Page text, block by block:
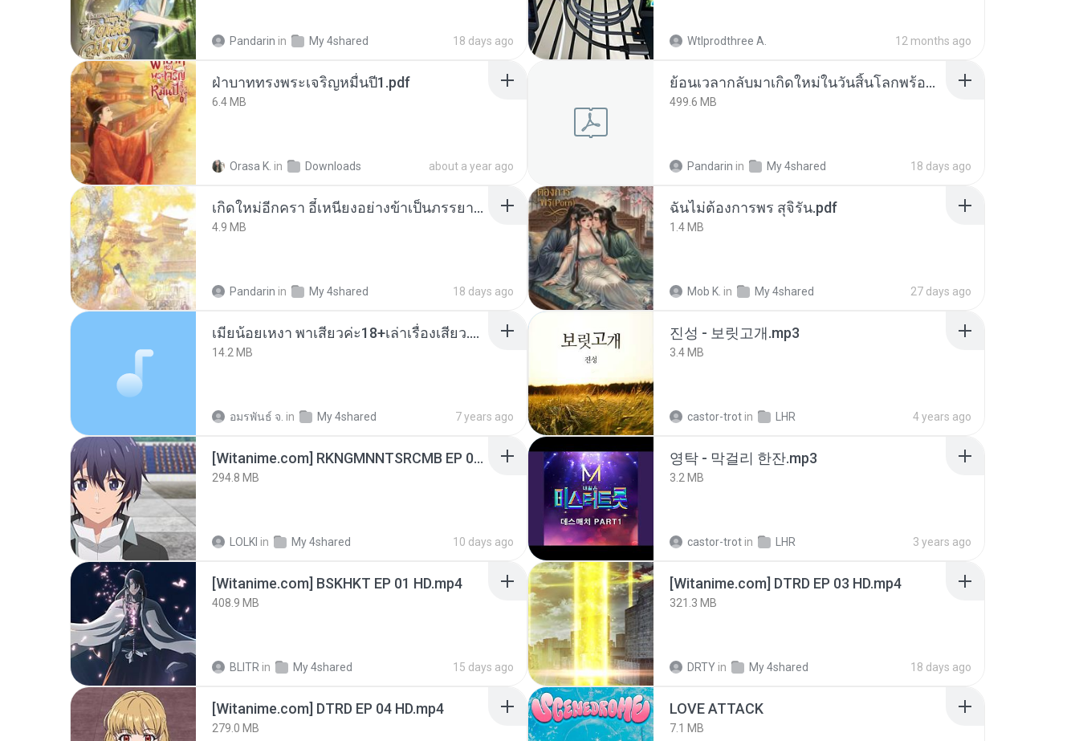
Pandarin in My 4shared 18 days ago Wtlprodthree A. 12 months ago
ฝ่าบาททรงพระเจริญหมื่นปี1.pdf
6.4 MB
Orasa K. in Downloads about a year ago
ย้อนเวลากลับมาเกิดใหม่ในวันสิ้นโลกพร้อมมิติส่วนตัว 1-443 [จบ] - 揍趴长颈鹿.pdf
499.6 MB
Pandarin in My 4shared 18 days ago
เกิดใหม่อีกครา อี๋เหนียงอย่างข้าเป็นภรรยาขุนนาง 1_ST.pdf
4.9 MB
Pandarin in My 4shared 18 days ago
ฉันไม่ต้องการพร สุจิรัน.pdf
1.4 MB
Mob K. in My 4shared 27 days ago
เมียน้อยเหงา พาเสียวค่ะ18+เล่าเรื่องเสียว.mp3
14.2 MB
อมรพันธ์ จ. in My 4shared 7 years ago
진성 - 보릿고개.mp3
3.4 MB
castor-trot in LHR 4 years ago
[Witanime.com] RKNGMNNTSRCMB EP 06 HD.mp4
294.8 MB
LOLKI in My 4shared 10 days ago
영탁 - 막걸리 한잔.mp3
3.2 MB
castor-trot in LHR 3 years ago
[Witanime.com] BSKHKT EP 01 HD.mp4
408.9 MB
BLITR in My 4shared 15 days ago
[Witanime.com] DTRD EP 03 HD.mp4
321.3 MB
DRTY in My 4shared 18 days ago
[Witanime.com] DTRD EP 04 HD.mp4
279.0 MB
LOVE ATTACK
7.1 MB